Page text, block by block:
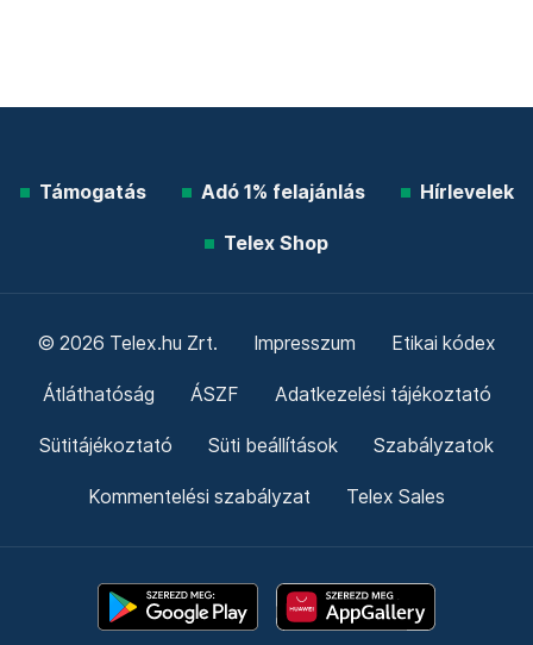
Támogatás Adó 1% felajánlás Hírlevelek
Telex Shop
© 2026 Telex.hu Zrt. Impresszum Etikai kódex
Átláthatóság ÁSZF Adatkezelési tájékoztató
Sütitájékoztató Süti beállítások Szabályzatok
Kommentelési szabályzat Telex Sales